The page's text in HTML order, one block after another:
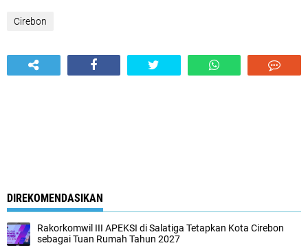
Cirebon
DIREKOMENDASIKAN
Rakorkomwil III APEKSI di Salatiga Tetapkan Kota Cirebon
sebagai Tuan Rumah Tahun 2027